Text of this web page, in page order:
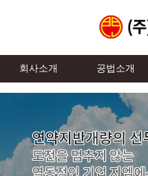
회사소개 공법소개